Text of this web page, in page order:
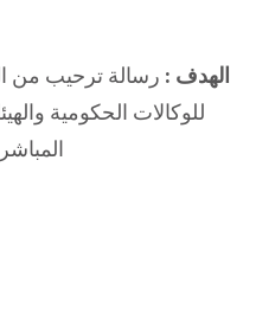
‎الهدف : رسالة ترحيب من
للوكالات الحكومية